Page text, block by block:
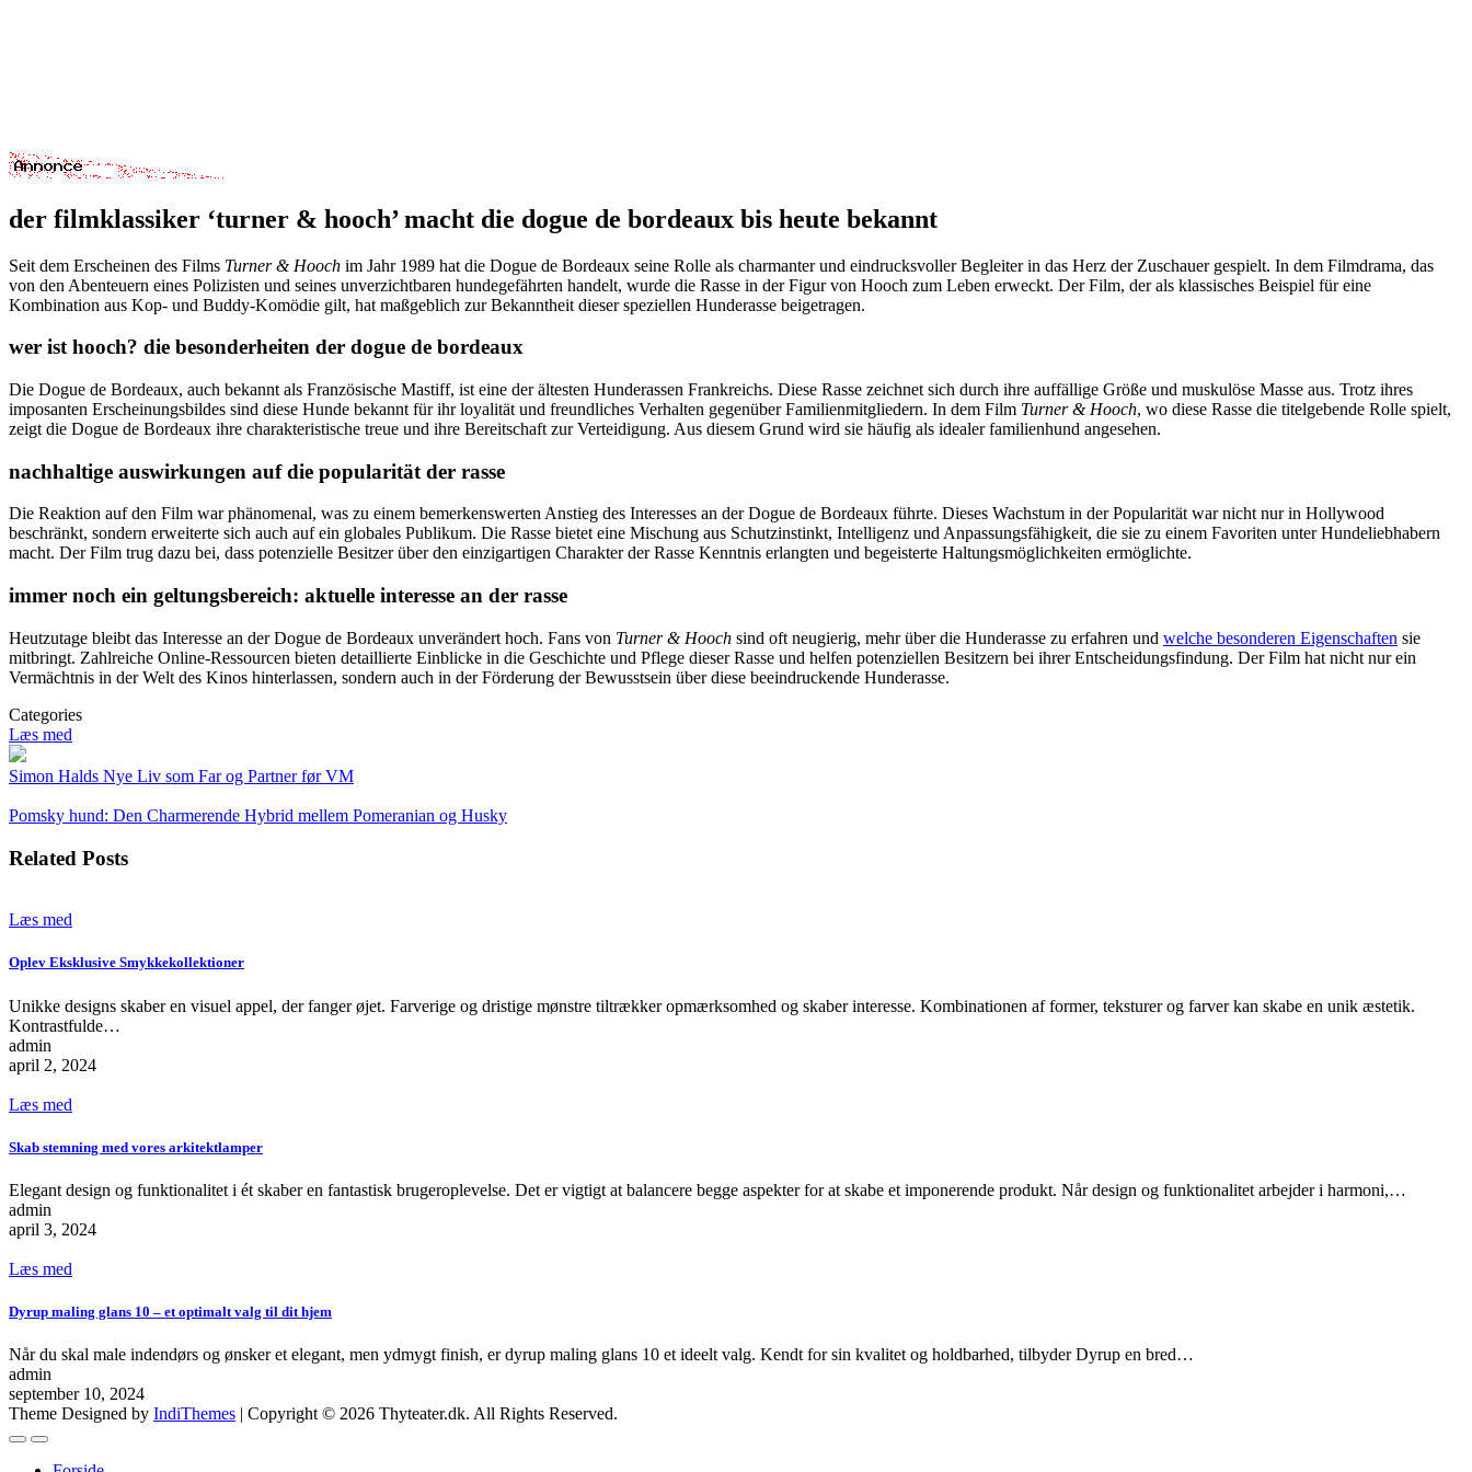
der filmklassiker ‘turner & hooch’ macht die dogue de bordeaux bis heute bekannt
Seit dem Erscheinen des Films Turner & Hooch im Jahr 1989 hat die Dogue de Bordeaux seine Rolle als charmanter und eindrucksvoller Begleiter in das Herz der Zuschauer gespielt. In dem Filmdrama, das
von den Abenteuern eines Polizisten und seines unverzichtbaren hundegefährten handelt, wurde die Rasse in der Figur von Hooch zum Leben erweckt. Der Film, der als klassisches Beispiel für eine
Kombination aus Kop- und Buddy-Komödie gilt, hat maßgeblich zur Bekanntheit dieser speziellen Hunderasse beigetragen.
wer ist hooch? die besonderheiten der dogue de bordeaux
Die Dogue de Bordeaux, auch bekannt als Französische Mastiff, ist eine der ältesten Hunderassen Frankreichs. Diese Rasse zeichnet sich durch ihre auffällige Größe und muskulöse Masse aus. Trotz ihres
imposanten Erscheinungsbildes sind diese Hunde bekannt für ihr loyalität und freundliches Verhalten gegenüber Familienmitgliedern. In dem Film Turner & Hooch, wo diese Rasse die titelgebende Rolle spielt,
zeigt die Dogue de Bordeaux ihre charakteristische treue und ihre Bereitschaft zur Verteidigung. Aus diesem Grund wird sie häufig als idealer familienhund angesehen.
nachhaltige auswirkungen auf die popularität der rasse
Die Reaktion auf den Film war phänomenal, was zu einem bemerkenswerten Anstieg des Interesses an der Dogue de Bordeaux führte. Dieses Wachstum in der Popularität war nicht nur in Hollywood
beschränkt, sondern erweiterte sich auch auf ein globales Publikum. Die Rasse bietet eine Mischung aus Schutzinstinkt, Intelligenz und Anpassungsfähigkeit, die sie zu einem Favoriten unter Hundeliebhabern
macht. Der Film trug dazu bei, dass potenzielle Besitzer über den einzigartigen Charakter der Rasse Kenntnis erlangten und begeisterte Haltungsmöglichkeiten ermöglichte.
immer noch ein geltungsbereich: aktuelle interesse an der rasse
Heutzutage bleibt das Interesse an der Dogue de Bordeaux unverändert hoch. Fans von Turner & Hooch sind oft neugierig, mehr über die Hunderasse zu erfahren und welche besonderen Eigenschaften sie
mitbringt. Zahlreiche Online-Ressourcen bieten detaillierte Einblicke in die Geschichte und Pflege dieser Rasse und helfen potenziellen Besitzern bei ihrer Entscheidungsfindung. Der Film hat nicht nur ein
Vermächtnis in der Welt des Kinos hinterlassen, sondern auch in der Förderung der Bewusstsein über diese beeindruckende Hunderasse.
Categories
Læs med
Indlægsnavigation
Simon Halds Nye Liv som Far og Partner før VM
Pomsky hund: Den Charmerende Hybrid mellem Pomeranian og Husky
Related Posts
Læs med
Oplev Eksklusive Smykkekollektioner
Unikke designs skaber en visuel appel, der fanger øjet. Farverige og dristige mønstre tiltrækker opmærksomhed og skaber interesse. Kombinationen af former, teksturer og farver kan skabe en unik æstetik.
Kontrastfulde…
admin
april 2, 2024
Læs med
Skab stemning med vores arkitektlamper
Elegant design og funktionalitet i ét skaber en fantastisk brugeroplevelse. Det er vigtigt at balancere begge aspekter for at skabe et imponerende produkt. Når design og funktionalitet arbejder i harmoni,…
admin
april 3, 2024
Læs med
Dyrup maling glans 10 – et optimalt valg til dit hjem
Når du skal male indendørs og ønsker et elegant, men ydmygt finish, er dyrup maling glans 10 et ideelt valg. Kendt for sin kvalitet og holdbarhed, tilbyder Dyrup en bred…
admin
september 10, 2024
Theme Designed by IndiThemes | Copyright © 2026 Thyteater.dk. All Rights Reserved.